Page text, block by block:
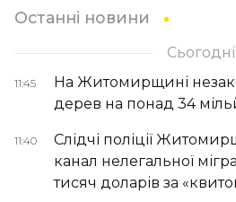
Останні новини
Сьогодні
11:45
На Житомирщині
дерев на понад 34
11:40
Слідчі поліції
канал нелегальної
тисяч доларів за